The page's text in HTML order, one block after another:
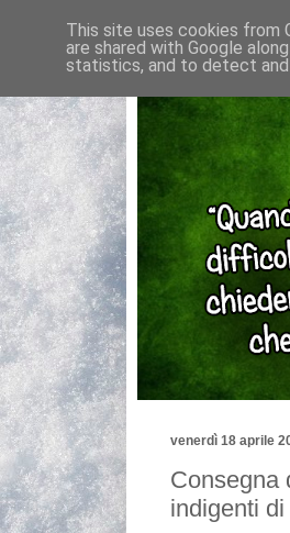
venerdì 18 aprile
Consegna
indigenti
This site uses cookies from
are shared with Google
statistics, and to detect and